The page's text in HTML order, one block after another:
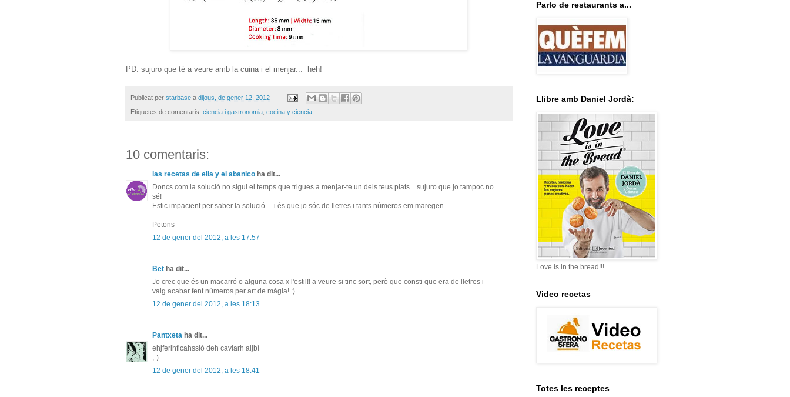
PD: sujuro que té a veure amb la cuina i el menjar... heh!
Publicat per starbase a dijous, de gener 12, 2012
Etiquetes de comentaris: ciencia i gastronomia cocina y ciencia
10 comentaris:
las recetas de ella y el abanico ha dit...
Doncs com la solució no sigui el temps que trigues a menjar-te un dels teus plats... sujuro que jo tampoc no
sé!
Estic impacient per saber la solució.... i és que jo sóc de lletres i tants números em maregen...
Petons
12 de gener del 2012, a les 17:57
Bet ha dit...
Jo crec que és un macarró o alguna cosa x l'estil!! a veure si tinc sort, però que consti que era de lletres i
vaig acabar fent números per art de màgia! :)
12 de gener del 2012, a les 18:13
Pantxeta ha dit...
ehjferihficahssió deh caviarh aljbí
;-)
12 de gener del 2012, a les 18:41
Parlo de restaurants a...
Llibre amb Daniel Jordà:
Love is in the bread!!!
Video recetas
Totes les receptes